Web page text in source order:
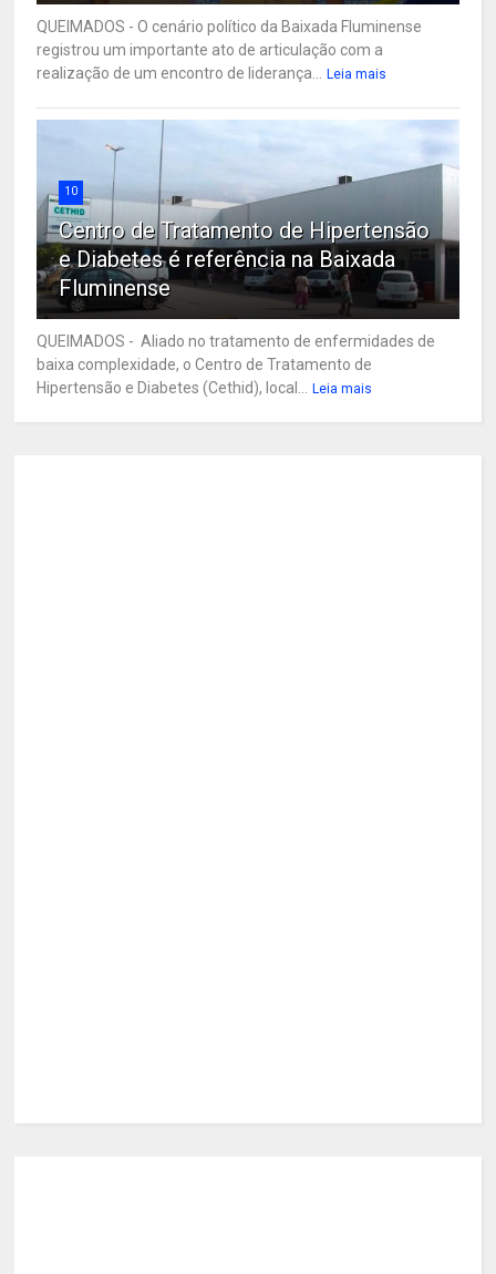
QUEIMADOS - O cenário político da Baixada Fluminense
registrou um importante ato de articulação com a
realização de um encontro de liderança... Leia mais
10
Centro de Tratamento de Hipertensão
e Diabetes é referência na Baixada
Fluminense
QUEIMADOS - Aliado no tratamento de enfermidades de
baixa complexidade, o Centro de Tratamento de
Hipertensão e Diabetes (Cethid), local... Leia mais